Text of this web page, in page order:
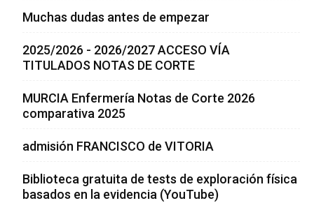
Muchas dudas antes de empezar
2025/2026 - 2026/2027 ACCESO VÍA
TITULADOS NOTAS DE CORTE
MURCIA Enfermería Notas de Corte 2026
comparativa 2025
admisión FRANCISCO de VITORIA
Biblioteca gratuita de tests de exploración física
basados en la evidencia (YouTube)